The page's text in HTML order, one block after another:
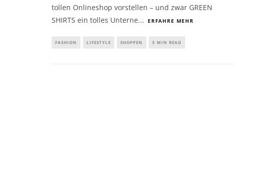
tollen Onlineshop vorstellen – und zwar GREEN
SHIRTS ein tolles Unterne... ERFAHRE MEHR
FASHION LIFESTYLE SHOPPEN 5 MIN READ